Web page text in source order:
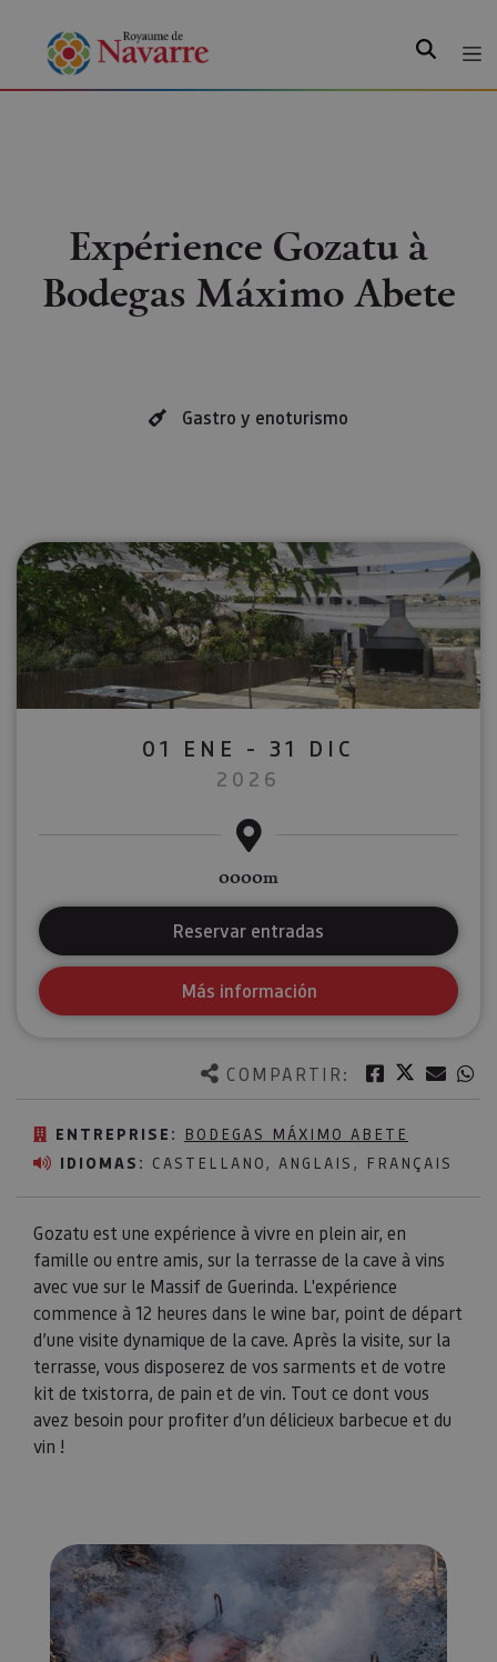
Expérience Gozatu à
Bodegas Máximo Abete
Gastro y enoturismo
COMPARTIR: Facebook
Twitter
ENTREPRISE: BODEGAS MÁXIMO ABETE
IDIOMAS: CASTELLANO, ANGLAIS, FRANÇAIS
Gozatu est une expérience à vivre en plein air, en
famille ou entre amis, sur la terrasse de la cave à vins
avec vue sur le Massif de Guerinda. L'expérience
commence à 12 heures dans le wine bar, point de départ
d’une visite dynamique de la cave. Après la visite, sur la
terrasse, vous disposerez de vos sarments et de votre
kit de txistorra, de pain et de vin. Tout ce dont vous
avez besoin pour profiter d’un délicieux barbecue et du
vin !
01 ENE - 31 DIC
2026
0000m
Reservar entradas
Más información